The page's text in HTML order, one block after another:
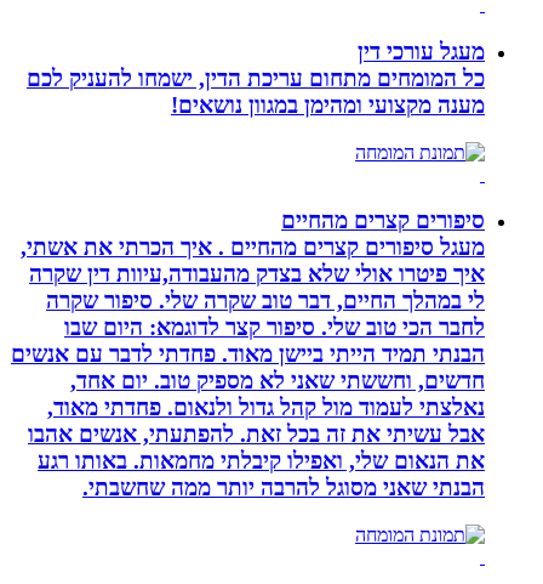
מעגל עורכי דין
כל המומחים מתחום עריכת הדין, ישמחו להעניק לכם
מענה מקצועי ומהימן במגוון נושאים!
סיפורים קצרים מהחיים
מעגל סיפורים קצרים מהחיים . איך הכרתי את אשתי,
איך פיטרו אולי שלא בצדק מהעבודה,עיוות דין שקרה
לי במהלך החיים, דבר טוב שקרה שלי. סיפור שקרה
לחבר הכי טוב שלי. סיפור קצר לדוגמא: היום שבו
הבנתי תמיד הייתי ביישן מאוד. פחדתי לדבר עם אנשים
חדשים, וחששתי שאני לא מספיק טוב. יום אחד,
נאלצתי לעמוד מול קהל גדול ולנאום. פחדתי מאוד,
אבל עשיתי את זה בכל זאת. להפתעתי, אנשים אהבו
את הנאום שלי, ואפילו קיבלתי מחמאות. באותו רגע
הבנתי שאני מסוגל להרבה יותר ממה שחשבתי.